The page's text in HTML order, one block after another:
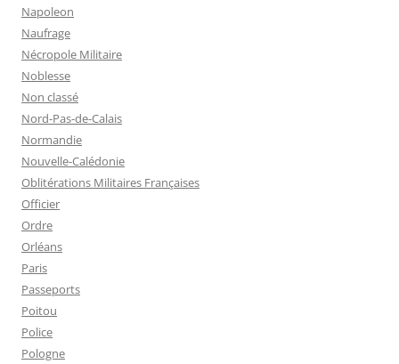
Napoleon
Naufrage
Nécropole Militaire
Noblesse
Non classé
Nord-Pas-de-Calais
Normandie
Nouvelle-Calédonie
Oblitérations Militaires Françaises
Officier
Ordre
Orléans
Paris
Passeports
Poitou
Police
Pologne